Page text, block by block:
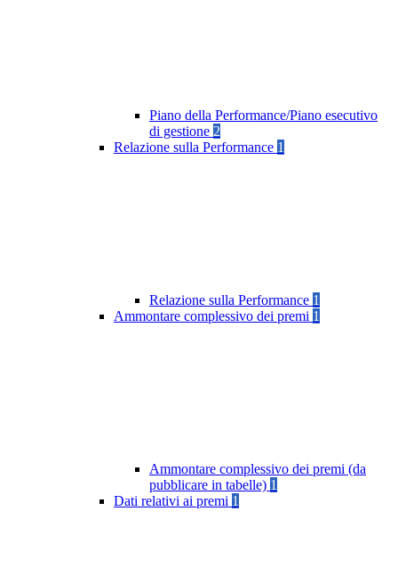
Piano della Performance/Piano esecutivo
di gestione 2
Relazione sulla Performance 1
Relazione sulla Performance 1
Ammontare complessivo dei premi 1
Ammontare complessivo dei premi (da
pubblicare in tabelle) 1
Dati relativi ai premi 1